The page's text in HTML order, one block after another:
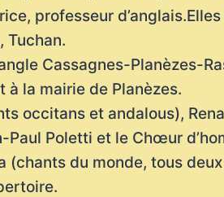
professeur
Tuchan.
Cassagnes-Planèzes-
à la mairie de Planèzes.
occitans et andalous),
Poletti et le Chœur
du monde, tous